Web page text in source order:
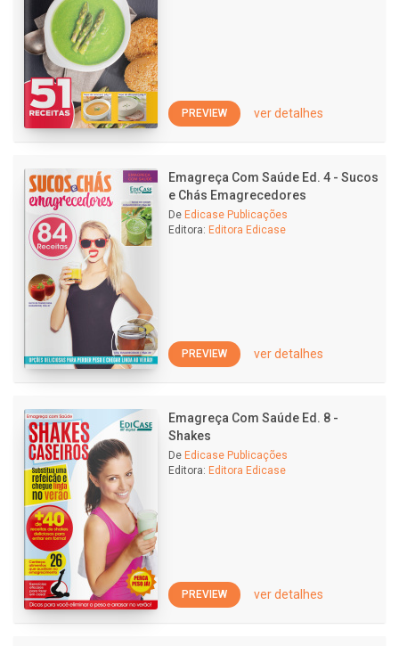
PREVIEW ver detalhes
Emagreça Com Saúde Ed. 4 - Sucos
e Chás Emagrecedores
De Edicase Publicações
Editora: Editora Edicase
PREVIEW ver detalhes
Emagreça Com Saúde Ed. 8 -
Shakes
De Edicase Publicações
Editora: Editora Edicase
PREVIEW ver detalhes